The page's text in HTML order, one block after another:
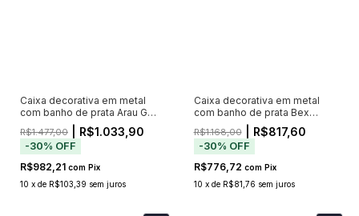
Caixa decorativa em metal
com banho de prata Arau G
42x18x13cm
R$1.477,00 | R$1.033,90
-30% OFF
R$982,21 com Pix
10 x de R$103,39 sem juros
Caixa decorativa em metal
com banho de prata Bex
18x18x16cm
R$1.168,00| R$817,60
-30% OFF
R$776,72 com Pix
10 x de R$81,76 sem juros